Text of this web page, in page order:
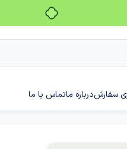
سفارشدرباره ماتماس با ما